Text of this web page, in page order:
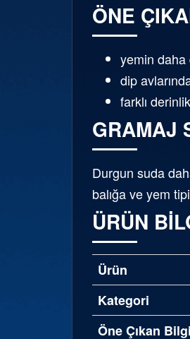
ÖNE
yemin daha
dip
farklı
GRAMAJ
Durgun suda
balığa ve yem
ÜRÜN
Ürün
Kategori
Öne Çıkan Bilgi